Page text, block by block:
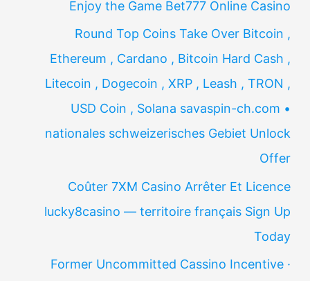
Enjoy the Game Bet777 Online Casino
Round Top Coins Take Over Bitcoin ,
Ethereum , Cardano , Bitcoin Hard Cash ,
Litecoin , Dogecoin , XRP , Leash , TRON ,
USD Coin , Solana savaspin-ch.com •
nationales schweizerisches Gebiet Unlock
Offer
Coûter 7XM Casino Arrêter Et Licence
lucky8casino — territoire français Sign Up
Today
Former Uncommitted Cassino Incentive ·